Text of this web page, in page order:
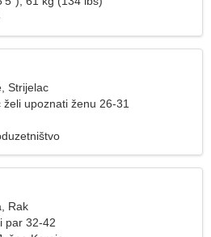
Strijelac
želi upoznati ženu 26-31
Rak
par 32-42